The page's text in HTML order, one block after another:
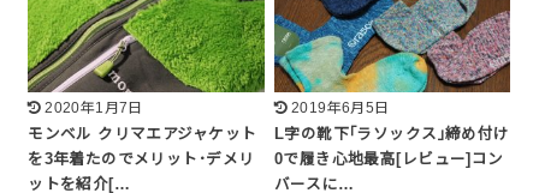
2020年1月7日
モンベル クリマエアジャケット
を3年着たのでメリット･デメリ
ットを紹介[…
2019年6月5日
L字の靴下｢ラソックス｣締め付け
0で履き心地最高[レビュー]コン
バースに…